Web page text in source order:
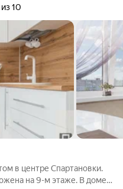
10
в центре Спартановки.
на 9-м этаже. В доме